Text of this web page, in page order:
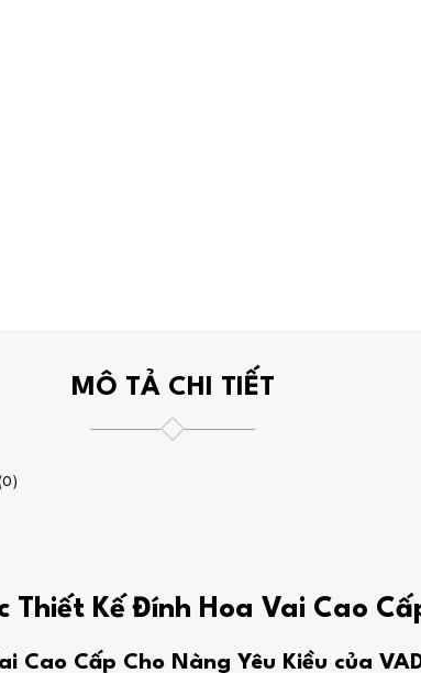
MÔ TẢ CHI TIẾT
Thiết Kế Đính Hoa Vai Cao
Cao Cấp Cho Nàng Yêu Kiều của